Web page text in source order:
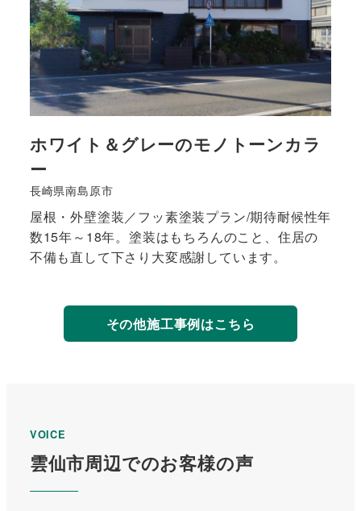
</strong>
ホワイト＆グレーのモノトーンカラ
ー
長崎県南島原市
屋根・外壁塗装／フッ素塗装プラン/期待耐候性年
数15年～18年。塗装はもちろんのこと、住居の
不備も直して下さり大変感謝しています。
細
その他施工事例はこちら
VOICE
雲仙市周辺でのお客様の声